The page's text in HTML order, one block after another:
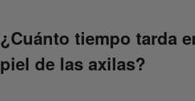
¿Cuánto tiempo tarda
piel de las axilas?